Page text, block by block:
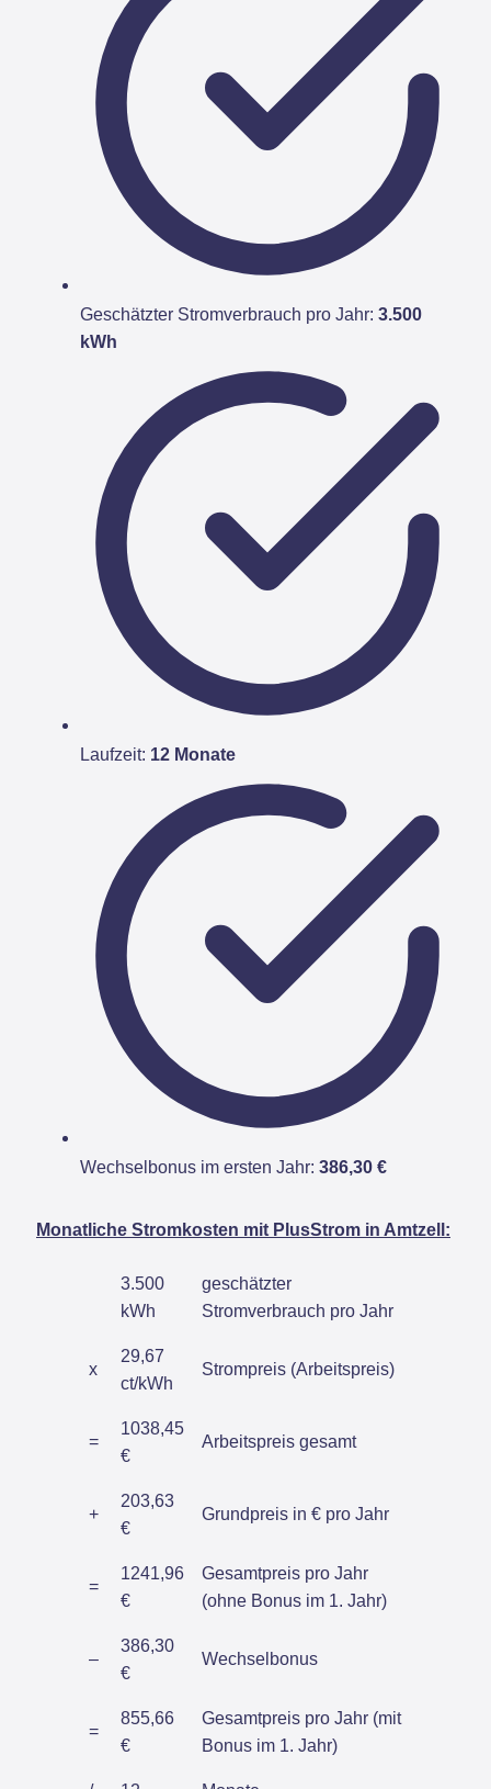
Geschätzter Stromverbrauch pro Jahr: 3.500
kWh
Laufzeit: 12 Monate
Wechselbonus im ersten Jahr: 386,30 €
Monatliche Stromkosten mit PlusStrom in Amtzell:
3.500
kWh
geschätzter
Stromverbrauch pro Jahr
x
29,67
ct/kWh
Strompreis (Arbeitspreis)
=
1038,45
€
Arbeitspreis gesamt
+
203,63
€
Grundpreis in € pro Jahr
=
1241,96
€
Gesamtpreis pro Jahr
(ohne Bonus im 1. Jahr)
–
386,30
€
Wechselbonus
=
855,66
€
Gesamtpreis pro Jahr (mit
Bonus im 1. Jahr)